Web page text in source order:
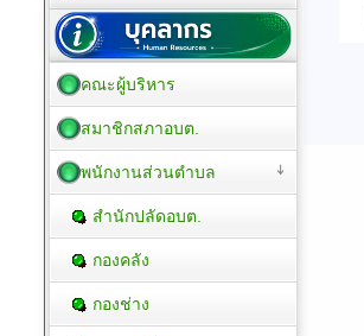
คณะผู้บริหาร
สมาชิกสภาอบต.
พนักงานส่วนตำบล
สำนักปลัดอบต.
กองคลัง
กองช่าง